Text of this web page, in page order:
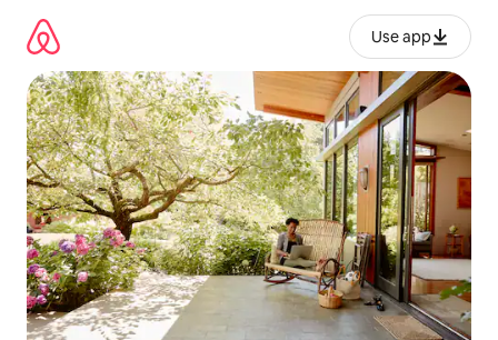
გადასვლა
Use app